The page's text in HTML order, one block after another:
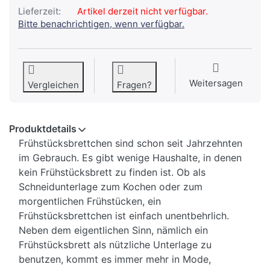
Lieferzeit:
Artikel derzeit nicht verfügbar.
Bitte benachrichtigen, wenn verfügbar.
Vergleichen Fragen? Weitersagen
Produktdetails
Frühstücksbrettchen sind schon seit Jahrzehnten
im Gebrauch. Es gibt wenige Haushalte, in denen
kein Frühstücksbrett zu finden ist. Ob als
Schneidunterlage zum Kochen oder zum
morgentlichen Frühstücken, ein
Frühstücksbrettchen ist einfach unentbehrlich.
Neben dem eigentlichen Sinn, nämlich ein
Frühstücksbrett als nützliche Unterlage zu
benutzen, kommt es immer mehr in Mode,